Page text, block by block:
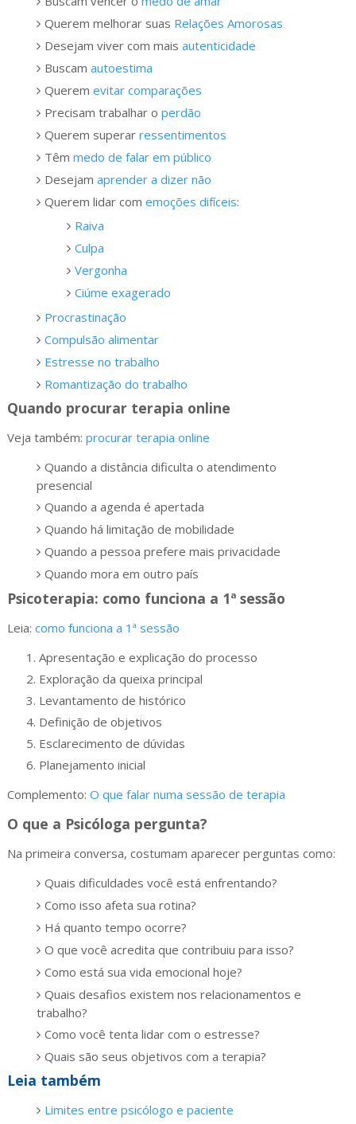
Querem melhorar suas Relações Amorosas
Desejam viver com maisautenticidade
Buscamautoestima
Queremevitar comparações
Precisam trabalhar operdão
Querem superarressentimentos
Têmmedo de falar em público
Desejamaprender a dizer não
Querem lidar comemoções difíceis:
Raiva
Culpa
Vergonha
Ciúme exagerado
Procrastinação
Compulsão alimentar
Estresse no trabalho
Romantização do trabalho
Quando procurar terapia online
Veja também: procurar terapia online
Quando a distância dificulta o atendimento
presencial
Quando a agenda é apertada
Quando há limitação de mobilidade
Quando a pessoa prefere mais privacidade
Quando mora em outro país
Psicoterapia: como funciona a 1ª sessão
Leia: como funciona a 1ª sessão
Apresentação e explicação do processo
Exploração da queixa principal
Levantamento de histórico
Definição de objetivos
Esclarecimento de dúvidas
Planejamento inicial
Complemento: O que falar numa sessão de terapia
O que a Psicóloga pergunta?
Na primeira conversa, costumam aparecer perguntas como:
Quais dificuldades você está enfrentando?
Como isso afeta sua rotina?
Há quanto tempo ocorre?
O que você acredita que contribuiu para isso?
Como está sua vida emocional hoje?
Quais desafios existem nos relacionamentos e
trabalho?
Como você tenta lidar com o estresse?
Quais são seus objetivos com a terapia?
Leia também
Limites entre psicólogo e paciente